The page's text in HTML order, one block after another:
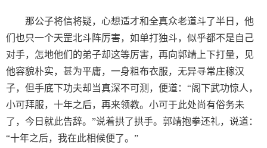
那公子将信将疑，心想适才和全真众老道斗了半日，他
们也只一个天罡北斗阵厉害，如单打独斗，似乎都不是自己
对手，怎地他们的弟子却这等厉害，再向郭靖上下打量，见
他容貌朴实，甚为平庸，一身粗布衣服，无异寻常庄稼汉
子，但手底下功夫却当真深不可测，便道：“阁下武功惊人，
小可拜服，十年之后，再来领教。小可于此处尚有俗务未
了，今日就此告辞。”说着拱了拱手。郭靖抱拳还礼，说道：
“十年之后，我在此相候便了。”